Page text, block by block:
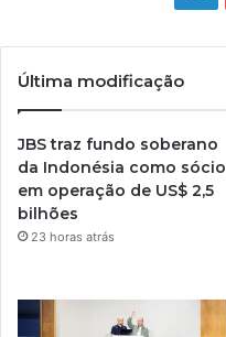
Última modificação
JBS traz fundo soberano
da Indonésia como sócio
em operação de US$ 2,5
bilhões
23 horas atrás